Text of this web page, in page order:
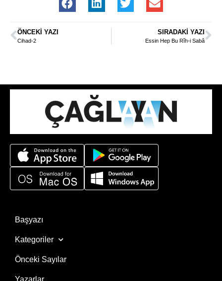
ÖNCEKI YAZI
Cihad-2
SIRADAKI YAZI
Essin Hep Bu Rîh-i Sabâ
Başyazı
Kategoriler
Önceki Sayılar
Yazarlar